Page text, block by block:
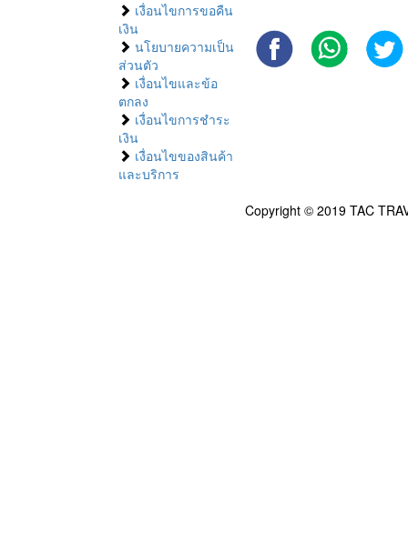
เงื่อนไขการขอคืน
เงิน
นโยบายความเป็น
ส่วนตัว
เงื่อนไขและข้อ
ตกลง
เงื่อนไขการชำระ
เงิน
เงื่อนไขของสินค้า
และบริการ
Copyright © 2019 TAC